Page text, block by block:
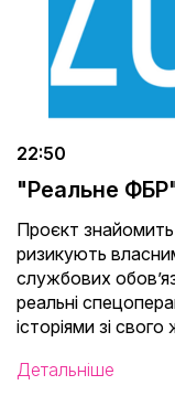
22:50
"Реальне
Проєкт знайомить
ризикують
службових
реальні
історіями зі свого
Детальніше